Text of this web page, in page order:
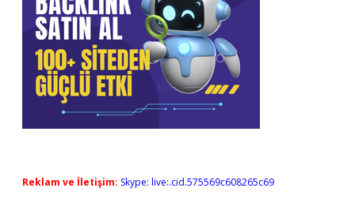
Reklam ve İletişim: Skype: live:.cid.575569c608265c69